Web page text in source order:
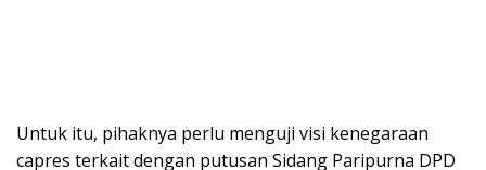
Untuk itu, pihaknya perlu menguji visi kenegaraan
capres terkait dengan putusan Sidang Paripurna DPD